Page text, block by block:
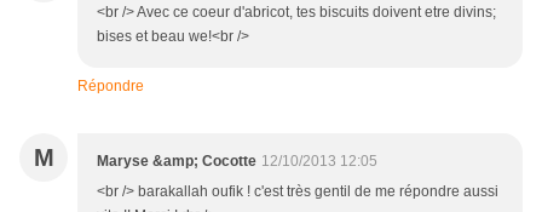
<br /> Avec ce coeur d'abricot, tes biscuits doivent etre divins;
bises et beau we!<br />
Répondre
M Maryse &amp; Cocotte 12/10/2013 12:05
<br /> barakallah oufik ! c'est très gentil de me répondre aussi